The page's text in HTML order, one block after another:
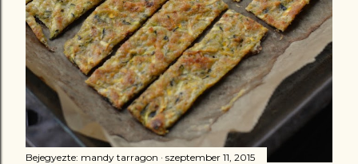
Bejegyezte: mandy tarragon szeptember 11, 2015